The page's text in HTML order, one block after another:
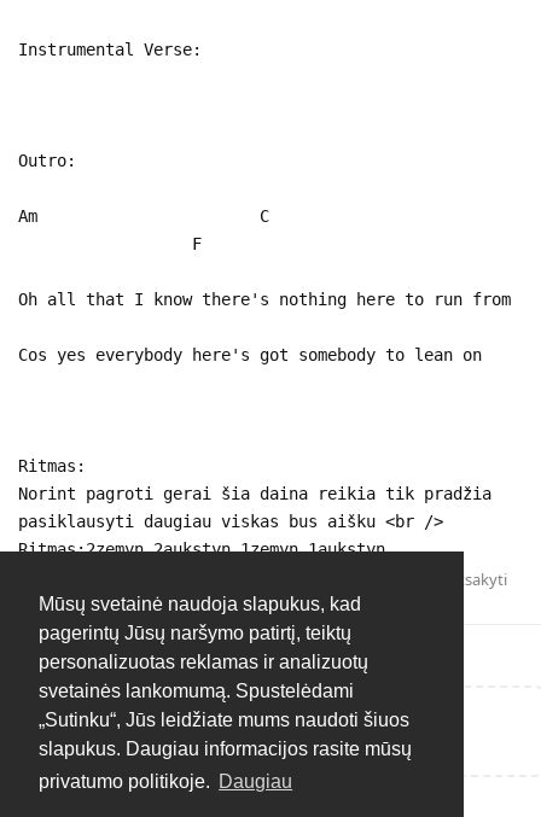
Mūsų svetainė naudoja slapukus, kad
pagerintų Jūsų naršymo patirtį, teiktų
personalizuotas reklamas ir analizuotų
svetainės lankomumą. Spustelėdami
„Sutinku“, Jūs leidžiate mums naudoti šiuos
slapukus. Daugiau informacijos rasite mūsų
privatumo politikoje. Daugiau
Instrumental Verse:
Outro:
Am C
F
Oh all that I know there's nothing here to run from
Cos yes everybody here's got somebody to lean on
Ritmas:
Norint pagroti gerai šia daina reikia tik pradžia
pasiklausyti daugiau viskas bus aišku <br />
Ritmas:2zemyn 2aukstyn 1zemyn 1aukstyn
Atsakyti
Rašyti atsakymą...